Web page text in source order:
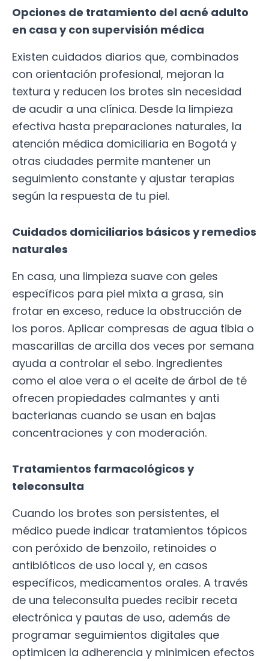
Opciones de tratamiento del acné adulto
en casa y con supervisión médica
Existen cuidados diarios que, combinados
con orientación profesional, mejoran la
textura y reducen los brotes sin necesidad
de acudir a una clínica. Desde la limpieza
efectiva hasta preparaciones naturales, la
atención médica domiciliaria en Bogotá y
otras ciudades permite mantener un
seguimiento constante y ajustar terapias
según la respuesta de tu piel.
Cuidados domiciliarios básicos y remedios
naturales
En casa, una limpieza suave con geles
específicos para piel mixta a grasa, sin
frotar en exceso, reduce la obstrucción de
los poros. Aplicar compresas de agua tibia o
mascarillas de arcilla dos veces por semana
ayuda a controlar el sebo. Ingredientes
como el aloe vera o el aceite de árbol de té
ofrecen propiedades calmantes y anti
bacterianas cuando se usan en bajas
concentraciones y con moderación.
Tratamientos farmacológicos y
teleconsulta
Cuando los brotes son persistentes, el
médico puede indicar tratamientos tópicos
con peróxido de benzoilo, retinoides o
antibióticos de uso local y, en casos
específicos, medicamentos orales. A través
de una teleconsulta puedes recibir receta
electrónica y pautas de uso, además de
programar seguimientos digitales que
optimicen la adherencia y minimicen efectos